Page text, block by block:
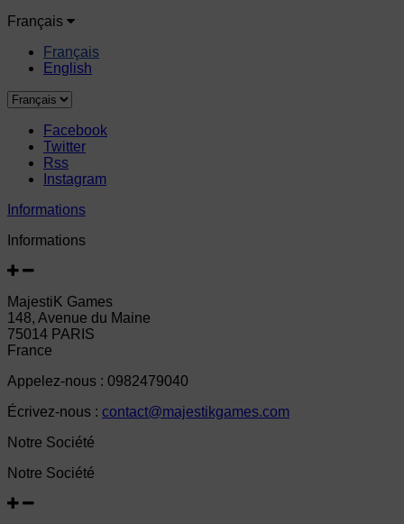
Français
Français
English
Facebook
Twitter
Rss
Instagram
Informations
Informations
MajestiK Games
148, Avenue du Maine
75014 PARIS
France
Appelez-nous : 0982479040
Écrivez-nous : contact@majestikgames.com
Notre Société
Notre Société